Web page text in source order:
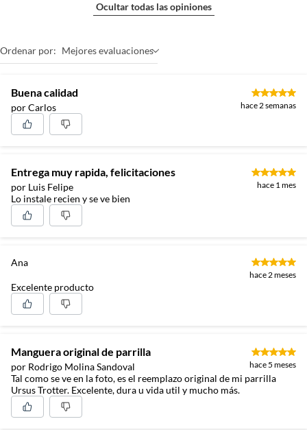
Ocultar todas las opiniones
Ordenar por: Mejores evaluaciones
Buena calidad
por Carlos hace 2 semanas
Entrega muy rapida, felicitaciones
por Luis Felipe hace 1 mes
Lo instale recien y se ve bien
Ana
hace 2 meses
Excelente producto
Manguera original de parrilla
por Rodrigo Molina Sandoval hace 5 meses
Tal como se ve en la foto, es el reemplazo original de mi parrilla
Ursus Trotter. Excelente, dura u vida util y mucho más.